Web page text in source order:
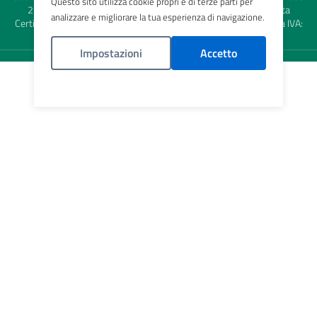
2384270info@ats-brianza.it - URP: urp@ats-brianza.it
| Posta
Certificata:protocollo@pec.ats-brianza.it| Codice Fiscale e Partita IVA:
09314190969
analizzare e migliorare la tua esperienza di navigazione.
Impostazioni Accetto